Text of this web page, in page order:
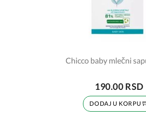
Chicco baby mlečni
190.00 RSD
DODAJ U KORPU